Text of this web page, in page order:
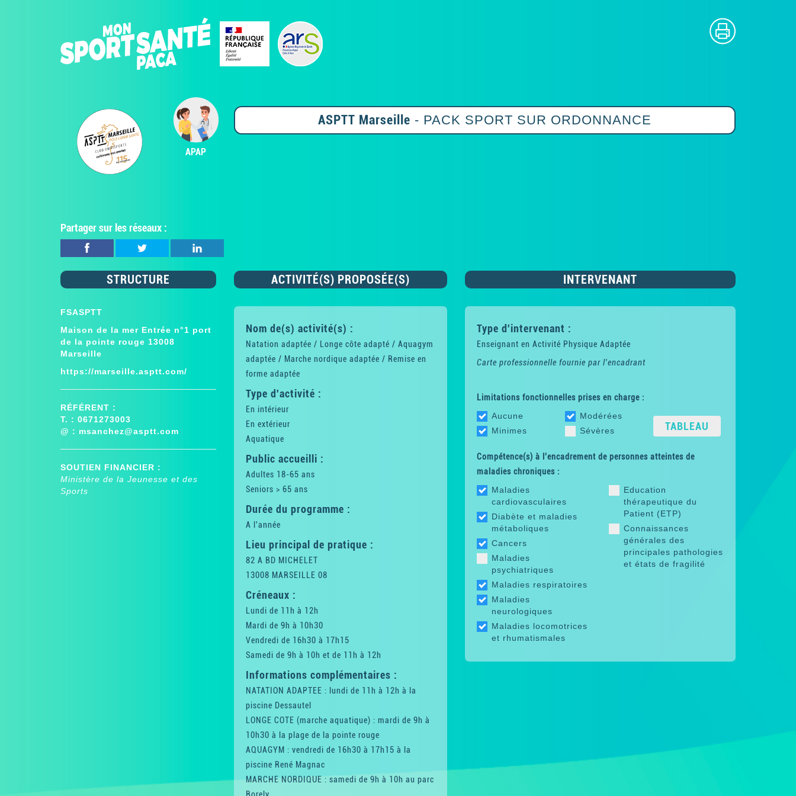
APAP
ASPTT Marseille - PACK SPORT SUR ORDONNANCE
Partager sur les réseaux :
STRUCTURE
FSASPTT
Maison de la mer Entrée n°1 port
de la pointe rouge 13008
Marseille
https://marseille.asptt.com/
RÉFÉRENT :
T. : 0671273003
@ : msanchez@asptt.com
SOUTIEN FINANCIER :
Ministère de la Jeunesse et des
Sports
ACTIVITÉ(S) PROPOSÉE(S)
Nom de(s) activité(s) :
Natation adaptée / Longe côte adapté / Aquagym
adaptée / Marche nordique adaptée / Remise en
forme adaptée
Type d'activité :
En intérieur
En extérieur
Aquatique
Public accueilli :
Adultes 18-65 ans
Seniors > 65 ans
Durée du programme :
A l'année
Lieu principal de pratique :
82 A BD MICHELET
13008 MARSEILLE 08
Créneaux :
Lundi de 11h à 12h
Mardi de 9h à 10h30
Vendredi de 16h30 à 17h15
Samedi de 9h à 10h et de 11h à 12h
Informations complémentaires :
NATATION ADAPTEE : lundi de 11h à 12h à la
piscine Dessautel
LONGE COTE (marche aquatique) : mardi de 9h à
10h30 à la plage de la pointe rouge
AQUAGYM : vendredi de 16h30 à 17h15 à la
piscine René Magnac
MARCHE NORDIQUE : samedi de 9h à 10h au parc
INTERVENANT
Type d'intervenant :
Enseignant en Activité Physique Adaptée
Carte professionnelle fournie par l'encadrant
Limitations fonctionnelles prises en charge :
Aucune
Minimes
Modérées
Sévères
TABLEAU
Compétence(s) à l'encadrement de personnes atteintes de
maladies chroniques :
Maladies
cardiovasculaires
Diabète et maladies
métaboliques
Cancers
Maladies
psychiatriques
Maladies respiratoires
Maladies
neurologiques
Maladies locomotrices
et rhumatismales
Education
thérapeutique du
Patient (ETP)
Connaissances
générales des
principales pathologies
et états de fragilité